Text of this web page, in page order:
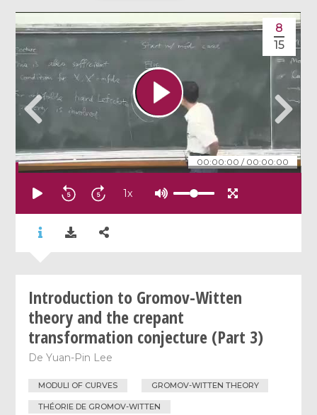
00:00:00 / 00:00:00
8
15
1x
Introduction to Gromov-Witten
theory and the crepant
transformation conjecture (Part 3)
DeYuan-Pin Lee
MODULI OF CURVES GROMOV-WITTEN THEORY
THÉORIE DE GROMOV-WITTEN